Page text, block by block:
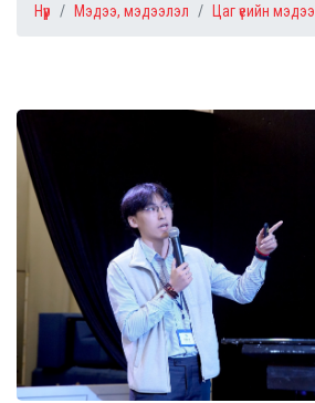
Нүүр Мэдээ, мэдээлэл Цаг үеийн мэдээ